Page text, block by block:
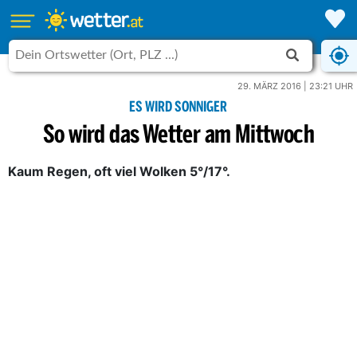
29. MÄRZ 2016 | 23:21 UHR
ES WIRD SONNIGER
So wird das Wetter am Mittwoch
Kaum Regen, oft viel Wolken 5°/17°.